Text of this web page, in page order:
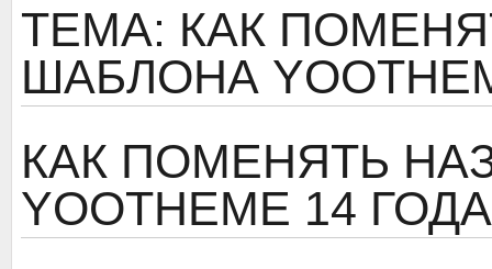
ТЕМА: КАК
ШАБЛОНА
КАК ПОМЕНЯТЬ
YOOTHEME 14